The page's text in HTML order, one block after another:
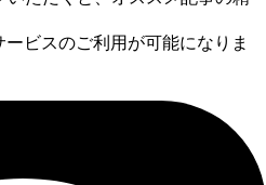
ビスのご利用が可能になりま